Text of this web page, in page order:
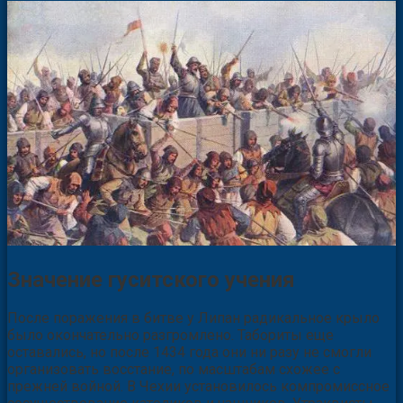
Значение гуситского учения
После поражения в битве у Липан радикальное крыло
было окончательно разгромлено. Табориты еще
оставались, но после 1434 года они ни разу не смогли
организовать восстание, по масштабам схожее с
прежней войной. В Чехии установилось компромиссное